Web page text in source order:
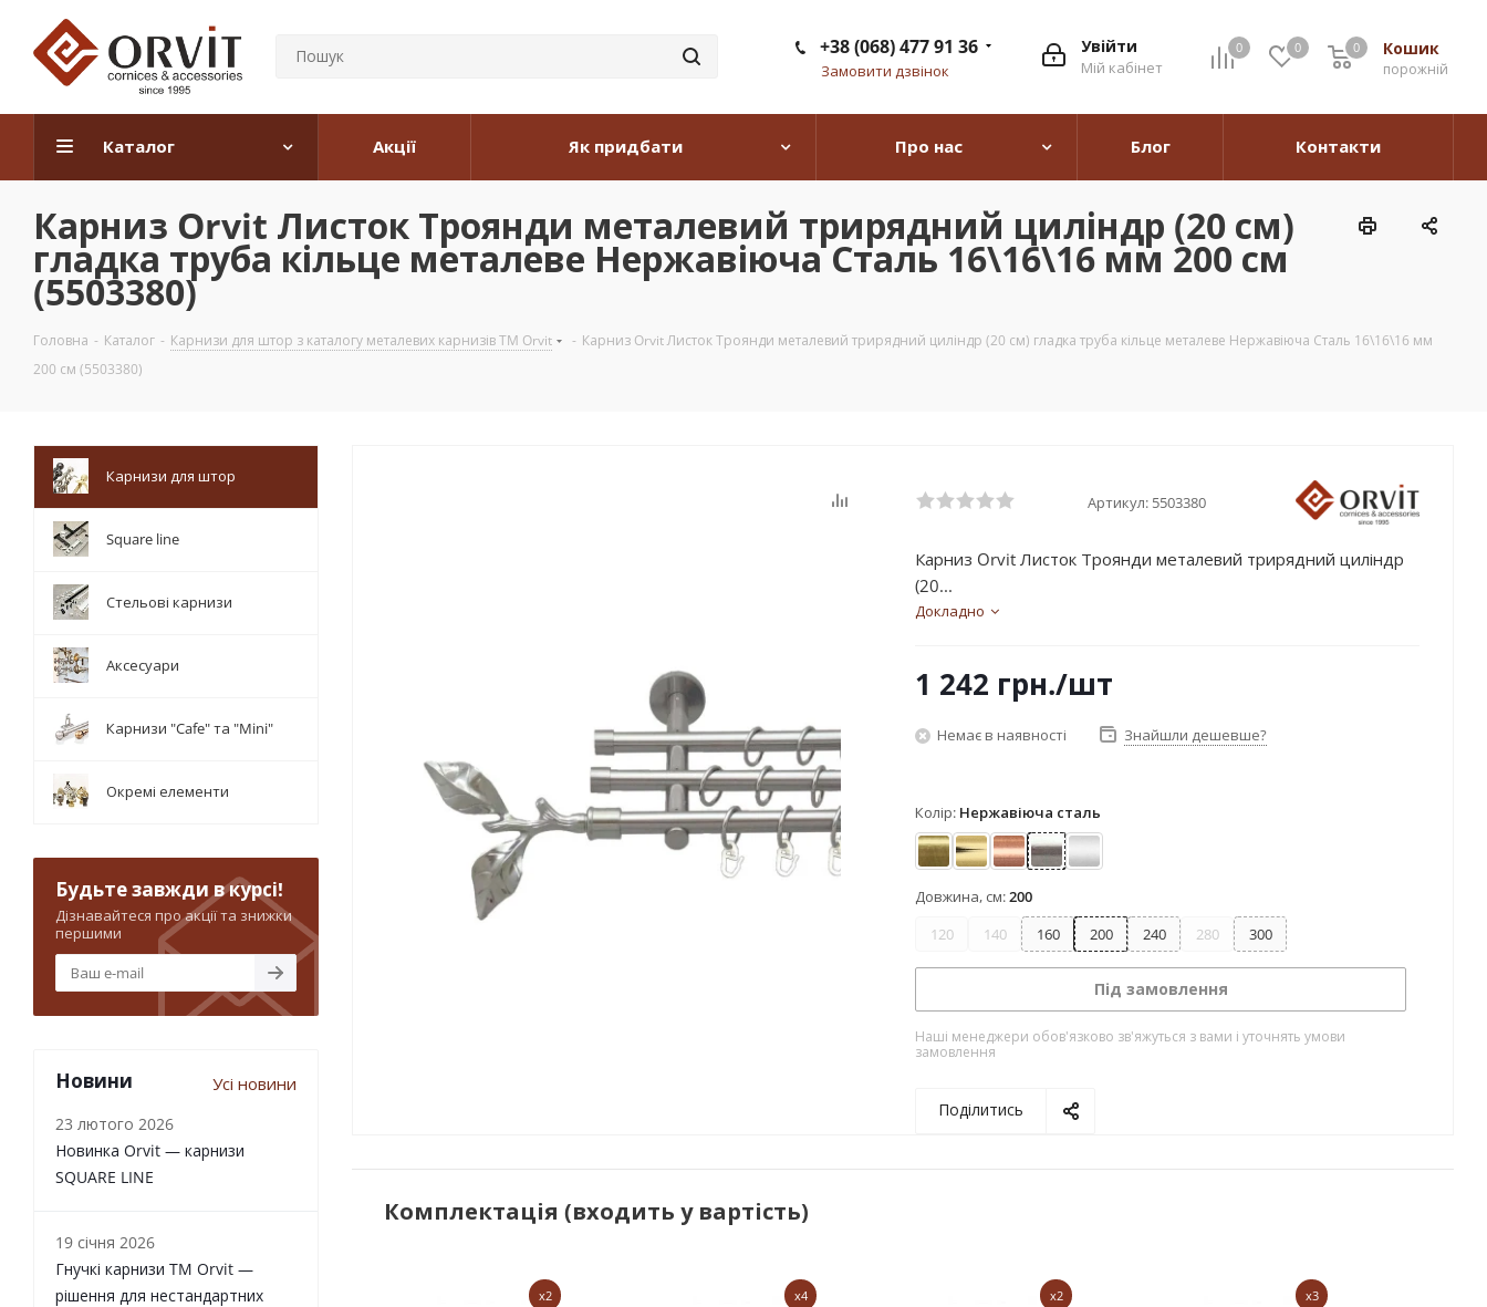
0 0 Кошик
0
порожній
0
Увійти
Мій кабінет
+38 (068) 477 91 36
Замовити дзвінок
Каталог Акції Як придбати Про нас Блог Контакти
Карниз Orvit Листок Троянди металевий трирядний циліндр (20 см)
гладка труба кільце металеве Нержавіюча Сталь 16\16\16 мм 200 см
(5503380)
Головна - Каталог - Карнизи для штор з каталогу металевих карнизів TM Orvit - Карниз Orvit Листок Троянди металевий трирядний циліндр (20 см) гладка труба кільце металеве Нержавіюча Сталь 16\16\16 мм
200 см (5503380)
Артикул: 5503380
Карниз Orvit Листок Троянди металевий трирядний циліндр
(20...
Докладно
1 242 грн./шт
Немає в наявності Знайшли дешевше?
Колір: Нержавіюча сталь
АнтикЗолотоМідьНержавіюча сталь
Сатин
Довжина, см:200
120
140 160 200 240 280 300
Під замовлення
Наші менеджери обов'язково зв'яжуться з вами і уточнять умови
замовлення
Поділитись
Комплектація (входить у вартість)
x2 x4 x2 x3
Карнизи для штор
Square line
Стельові карнизи
Аксесуари
Карнизи "Cafe" та "Mini"
Окремі елементи
Будьте завжди в курсі!
Дізнавайтеся про акції та знижки
першими
Новини Усі новини
23 лютого 2026
Новинка Orvit — карнизи
SQUARE LINE
19 січня 2026
Гнучкі карнизи TM Orvit —
рішення для нестандартних